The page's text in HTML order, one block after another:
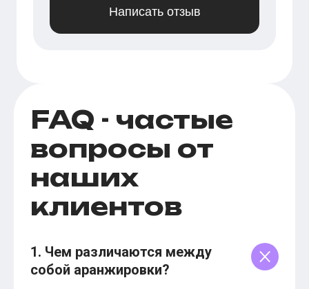
Написать отзыв
FAQ - частые
вопросы от
наших
клиентов
1. Чем различаются между
собой аранжировки?